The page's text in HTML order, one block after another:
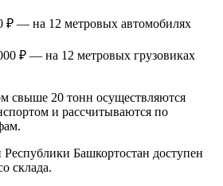
₽ — на 12 метровых автомобилях
₽ — на 12 метровых грузовиках
свыше 20 тонн осуществляются
и рассчитываются по
Башкортостан доступен
склада.